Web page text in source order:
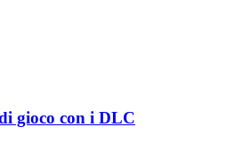
gioco con i DLC